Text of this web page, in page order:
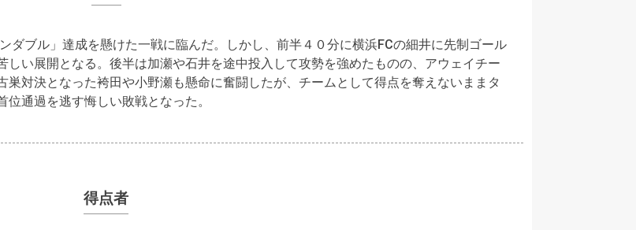
ダブル」達成を懸けた一戦に臨んだ。しかし、前半４０分に横浜FCの細井に先制ゴール
い展開となる。後半は加瀬や石井を途中投入して攻勢を強めたものの、アウェイチー
対決となった袴田や小野瀬も懸命に奮闘したが、チームとして得点を奪えないままタ
通過を逃す悔しい敗戦となった。
得点者